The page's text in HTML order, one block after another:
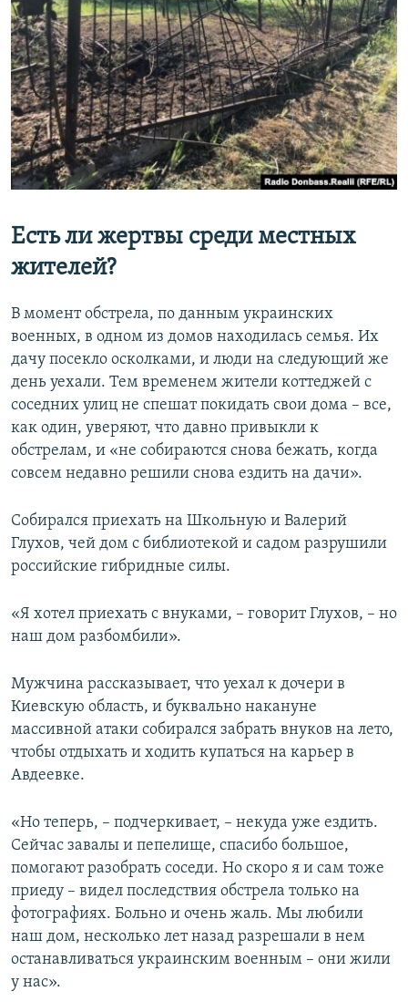
Есть ли жертвы среди местных
жителей?
В момент обстрела, по данным украинских
военных, в одном из домов находилась семья. Их
дачу посекло осколками, и люди на следующий же
день уехали. Тем временем жители коттеджей с
соседних улиц не спешат покидать свои дома – все,
как один, уверяют, что давно привыкли к
обстрелам, и «не собираются снова бежать, когда
совсем недавно решили снова ездить на дачи».
Собирался приехать на Школьную и Валерий
Глухов, чей дом с библиотекой и садом разрушили
российские гибридные силы.
«Я хотел приехать с внуками, – говорит Глухов, – но
наш дом разбомбили».
Мужчина рассказывает, что уехал к дочери в
Киевскую область, и буквально накануне
массивной атаки собирался забрать внуков на лето,
чтобы отдыхать и ходить купаться на карьер в
Авдеевке.
«Но теперь, – подчеркивает, – некуда уже ездить.
Сейчас завалы и пепелище, спасибо большое,
помогают разобрать соседи. Но скоро я и сам тоже
приеду – видел последствия обстрела только на
фотографиях. Больно и очень жаль. Мы любили
наш дом, несколько лет назад разрешали в нем
останавливаться украинским военным – они жили
у нас».